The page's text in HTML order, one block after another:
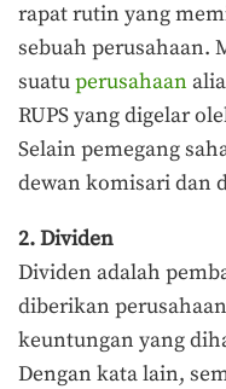
rapat rutin yang
sebuah perusahaan.
suatuperusahaan
RUPS yang digelar
Selain pemegang
dewan komisari dan
2. Dividen
Dividen adalah
diberikan
keuntungan yang
Dengan kata lain,